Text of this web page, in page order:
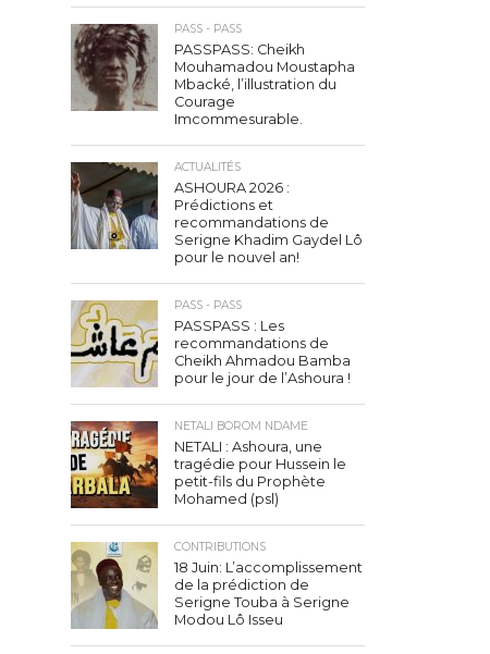
PASS - PASS
PASSPASS: Cheikh
Mouhamadou Moustapha
Mbacké, l’illustration du
Courage
Imcommesurable.
ACTUALITÉS
ASHOURA 2026 :
Prédictions et
recommandations de
Serigne Khadim Gaydel Lô
pour le nouvel an!
PASS - PASS
PASSPASS : Les
recommandations de
Cheikh Ahmadou Bamba
pour le jour de l’Ashoura !
NETALI BOROM NDAME
NETALI : Ashoura, une
tragédie pour Hussein le
petit-fils du Prophète
Mohamed (psl)
CONTRIBUTIONS
18 Juin: L’accomplissement
de la prédiction de
Serigne Touba à Serigne
Modou Lô Isseu